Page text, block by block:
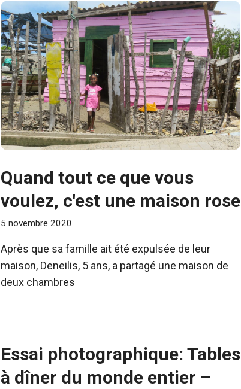
Quand tout ce que vous
voulez, c'est une maison rose
5 novembre 2020
Après que sa famille ait été expulsée de leur
maison, Deneilis, 5 ans, a partagé une maison de
deux chambres
Essai photographique: Tables
à dîner du monde entier –